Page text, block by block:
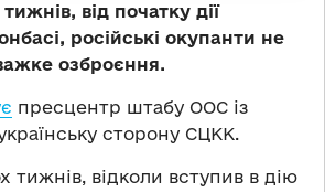
від початку дії
російські окупанти не
озброєння.
пресцентр штабу ООС із
сторону СЦКК.
тижнів, відколи вступив в дію